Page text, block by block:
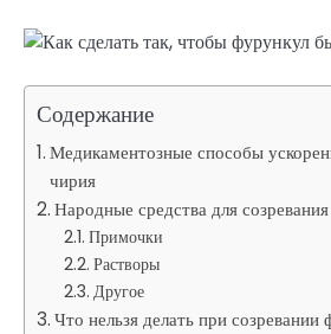
Содержание
Медикаментозные способы
чирия
Народные средства для созревания
Примочки
Растворы
Другое
Что нельзя делать при созревании